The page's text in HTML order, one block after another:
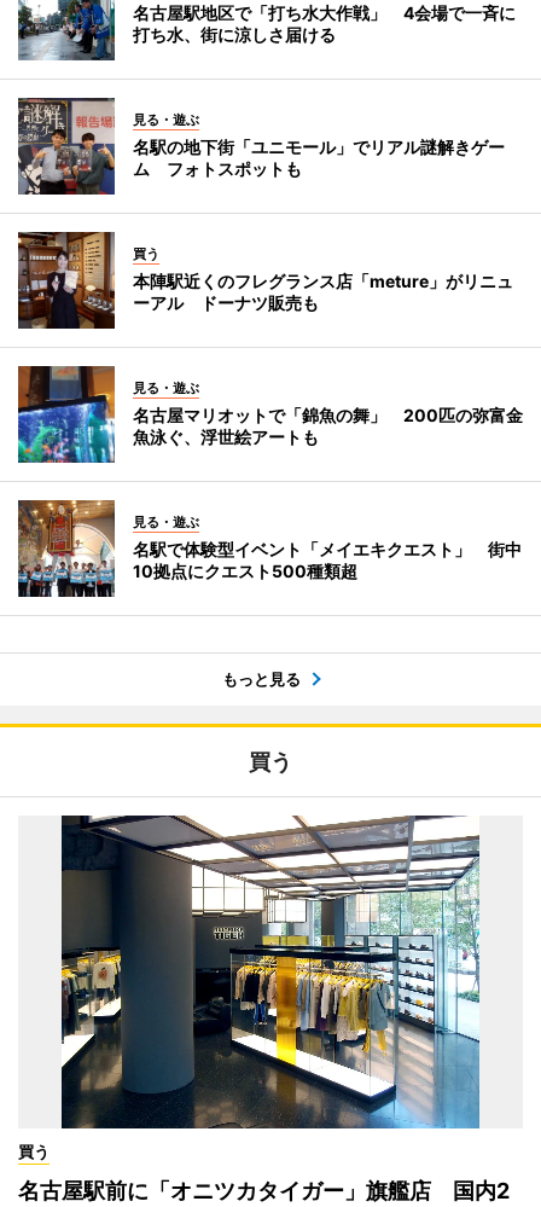
名古屋駅地区で「打ち水大作戦」 4会場で一斉に
打ち水、街に涼しさ届ける
見る・遊ぶ
名駅の地下街「ユニモール」でリアル謎解きゲー
ム フォトスポットも
買う
本陣駅近くのフレグランス店「meture」がリニュ
ーアル ドーナツ販売も
見る・遊ぶ
名古屋マリオットで「錦魚の舞」 200匹の弥富金
魚泳ぐ、浮世絵アートも
見る・遊ぶ
名駅で体験型イベント「メイエキクエスト」 街中
10拠点にクエスト500種類超
もっと見る
買う
買う
名古屋駅前に「オニツカタイガー」旗艦店 国内2